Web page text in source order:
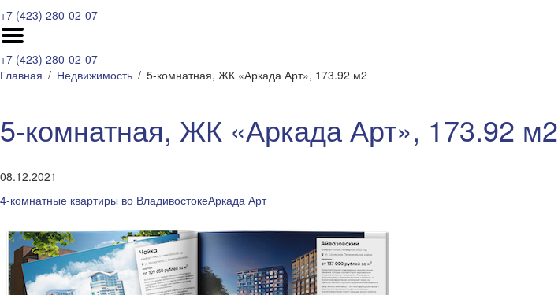
+7 (423) 280-02-07
+7 (423) 280-02-07
Главная
Недвижимость 5-комнатная, ЖК «Аркада Арт», 173.92 м2
5-комнатная, ЖК «Аркада Арт», 173.92 м2
08.12.2021
4-комнатные квартиры во ВладивостокеАркада Арт